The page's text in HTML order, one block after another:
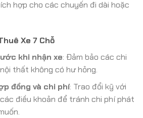
hợp cho các chuyến đi dài hoặc
Xe 7 Chỗ
khi nhận xe: Đảm bảo các chi
thất không có hư hỏng.
đồng và chi phí: Trao đổi kỹ với
điều khoản để tránh chi phí phát